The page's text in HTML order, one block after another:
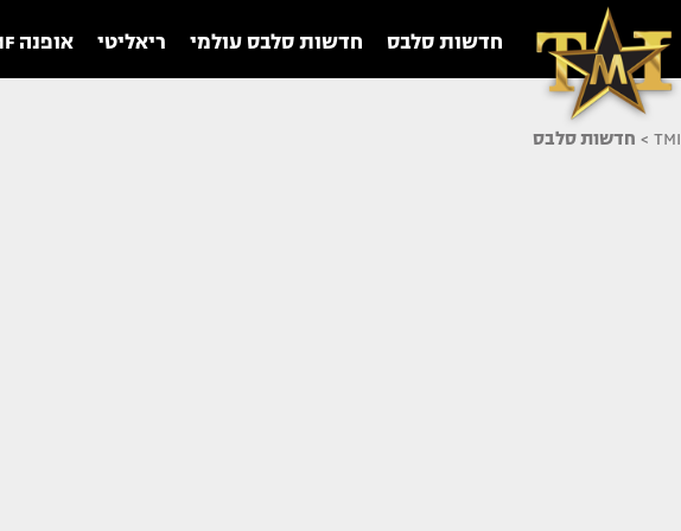
חדשות סלבס חדשות סלבס עולמי ריאליטי אופנה TMF
TMI
> חדשות סלבס